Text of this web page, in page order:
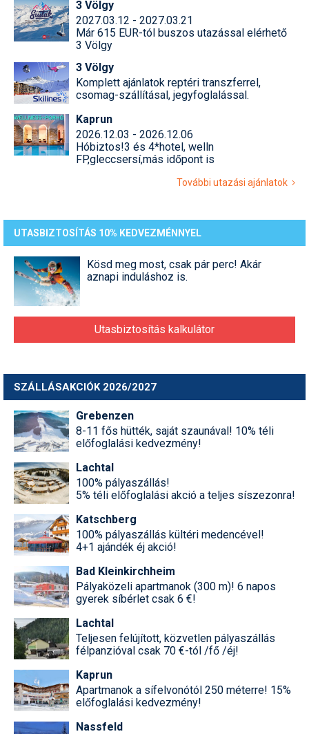
3 Völgy
2027.03.12 - 2027.03.21
Már 615 EUR-tól buszos utazással elérhető
3 Völgy
3 Völgy
Komplett ajánlatok reptéri transzferrel,
csomag-szállításal, jegyfoglalással.
Kaprun
2026.12.03 - 2026.12.06
Hóbiztos!3 és 4*hotel, welln
FP,gleccsersí,más időpont is
További utazási ajánlatok
UTASBIZTOSÍTÁS 10% KEDVEZMÉNNYEL
Kösd meg most, csak pár perc! Akár
aznapi induláshoz is.
Utasbiztosítás kalkulátor
SZÁLLÁSAKCIÓK 2026/2027
Grebenzen
8-11 fős hütték, saját szaunával! 10% téli
előfoglalási kedvezmény!
Lachtal
100% pályaszállás!
5% téli előfoglalási akció a teljes síszezonra!
Katschberg
100% pályaszállás kültéri medencével!
4+1 ajándék éj akció!
Bad Kleinkirchheim
Pályaközeli apartmanok (300 m)! 6 napos
gyerek síbérlet csak 6 €!
Lachtal
Teljesen felújított, közvetlen pályaszállás
félpanzióval csak 70 €-tól /fő /éj!
Kaprun
Apartmanok a sífelvonótól 250 méterre! 15%
előfoglalási kedvezmény!
Nassfeld